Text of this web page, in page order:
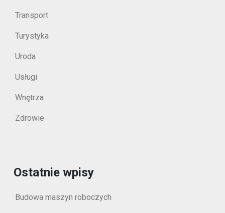
Transport
Turystyka
Uroda
Usługi
Wnętrza
Zdrowie
Ostatnie wpisy
Budowa maszyn roboczych